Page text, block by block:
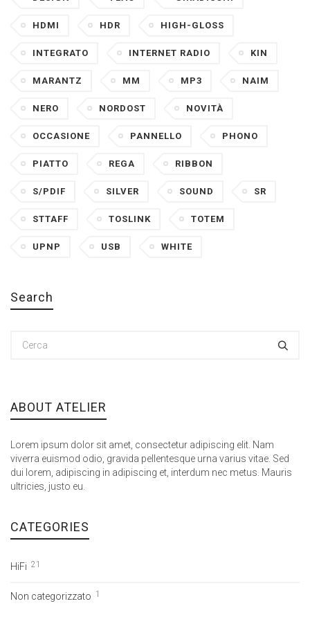
HDMI HDR HIGH-GLOSS
INTEGRATO INTERNET RADIO KIN
MARANTZ MM MP3 NAIM
NERO NORDOST NOVITÀ
OCCASIONE PANNELLO PHONO
PIATTO REGA RIBBON
S/PDIF SILVER SOUND SR
STTAFF TOSLINK TOTEM
UPNP USB WHITE
Search
ABOUT ATELIER
Lorem ipsum dolor sit amet, consectetur adipiscing elit. Nam
viverra euismod odio, gravida pellentesque urna varius vitae. Sed
dui lorem, adipiscing in adipiscing et, interdum nec metus. Mauris
ultricies, justo eu.
CATEGORIES
HiFi 21
Non categorizzato 1